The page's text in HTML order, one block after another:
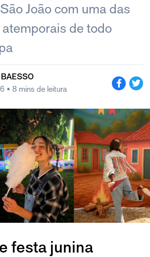
João com uma das
de todo
• 8 mins de leitura
festa junina